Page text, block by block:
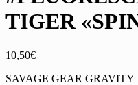
TIGER
10,50€
SAVAGE GEAR GRAVITY